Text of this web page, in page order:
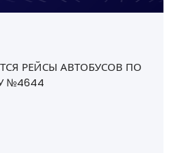
РЕЙСЫ АВТОБУСОВ ПО
№4644